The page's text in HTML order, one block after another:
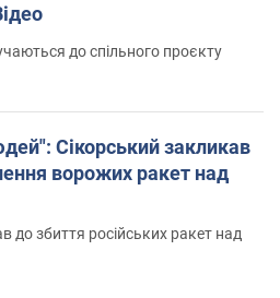
до спільного проєкту
Сікорський закликав
ворожих ракет над
до збиття російських ракет над